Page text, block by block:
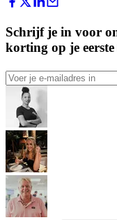
Schrijf je in voor
korting op je